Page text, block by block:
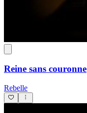
Reine sans couronne
Rebelle